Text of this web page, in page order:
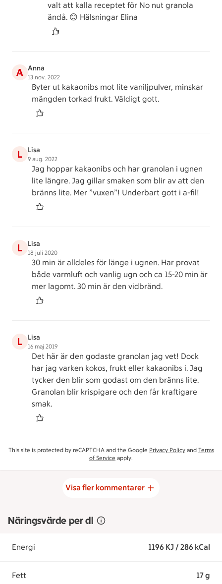
valt att kalla receptet för No nut granola
ändå. 😊 Hälsningar Elina
A Anna
13 nov. 2022
Byter ut kakaonibs mot lite vaniljpulver, minskar
mängden torkad frukt. Väldigt gott.
L Lisa
9 aug. 2022
Jag hoppar kakaonibs och har granolan i ugnen
lite längre. Jag gillar smaken som blir av att den
bränns lite. Mer ”vuxen”! Underbart gott i a-fil!
L Lisa
18 juli 2020
30 min är alldeles för länge i ugnen. Har provat
både varmluft och vanlig ugn och ca 15-20 min är
mer lagomt. 30 min är den vidbränd.
L Lisa
16 maj 2019
Det här är den godaste granolan jag vet! Dock
har jag varken kokos, frukt eller kakaonibs i. Jag
tycker den blir som godast om den bränns lite.
Granolan blir krispigare och den får kraftigare
smak.
This site is protected by reCAPTCHA and the Google Privacy Policyand Terms
of Service apply.
Visa fler kommentarer
Näringsvärde per dl
Energi 1196 KJ / 286 kCal
Fett 17 g